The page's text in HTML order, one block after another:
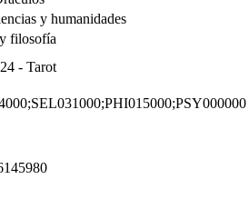
y humanidades
filosofía
- Tarot